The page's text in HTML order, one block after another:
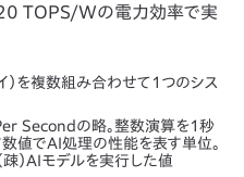
20 TOPS/Wの電力効率で実
）を複数組み合わせて1つのシス
Secondの略。整数演算を1秒
値でAI処理の性能を表す単位。
疎）AIモデルを実行した値